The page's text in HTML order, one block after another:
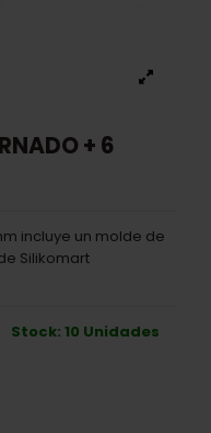
+ 6
incluye un molde de
Silikomart
Stock: 10 Unidades